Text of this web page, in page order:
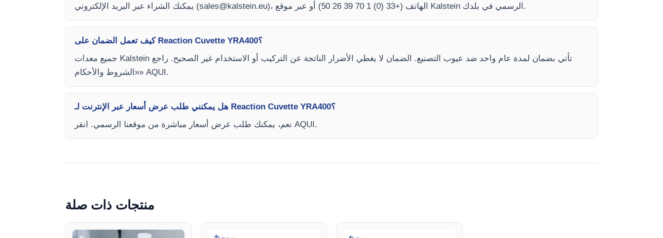
يمكنك الشراء عبر البريد الإلكتروني (sales@kalstein.eu )، الهاتف (+33 (0) 1 70 39 26 50) أو عبر موقع Kalstein الرسمي في بلدك.
كيف تعمل الضمان على Reaction Cuvette YRA400؟
جميع معدات Kalstein تأتي بضمان لمدة عام واحد ضد عيوب التصنيع. الضمان لا يغطي الأضرار الناتجة عن التركيب أو الاستخدام غير الصحيح. راجع
«الشروط والأحكام» AQUI.
هل يمكنني طلب عرض أسعار عبر الإنترنت لـ Reaction Cuvette YRA400؟
نعم، يمكنك طلب عرض أسعار مباشرة من موقعنا الرسمي. انقر AQUI.
منتجات ذات صلة